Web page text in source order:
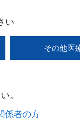
い
その他医
。​
係者の方​